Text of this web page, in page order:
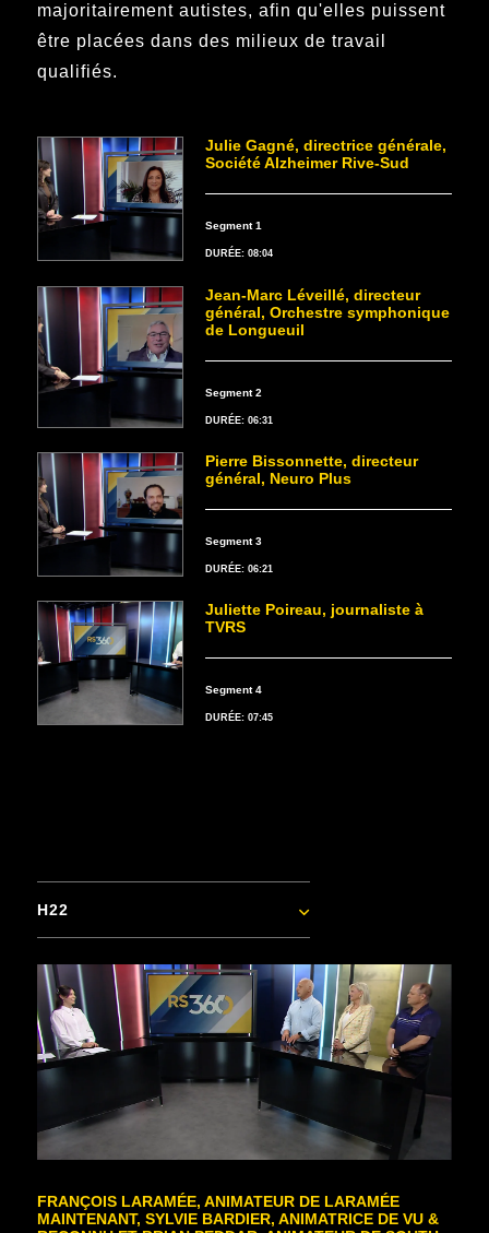
majoritairement autistes, afin qu'elles puissent
être placées dans des milieux de travail
qualifiés.
Julie Gagné, directrice générale,
Société Alzheimer Rive-Sud
Segment 1
DURÉE: 08:04
Jean-Marc Léveillé, directeur
général, Orchestre symphonique
de Longueuil
Segment 2
DURÉE: 06:31
Pierre Bissonnette, directeur
général, Neuro Plus
Segment 3
DURÉE: 06:21
Juliette Poireau, journaliste à
TVRS
Segment 4
DURÉE: 07:45
H22
FRANÇOIS LARAMÉE, ANIMATEUR DE LARAMÉE
MAINTENANT, SYLVIE BARDIER, ANIMATRICE DE VU &